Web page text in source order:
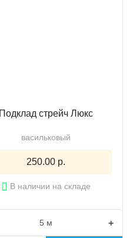
стрейч Люкс
васильковый
250.00 р.
В наличии на складе
+